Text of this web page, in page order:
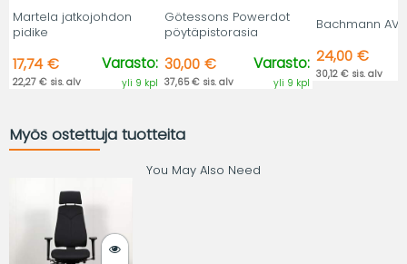
Martela jatkojohdon
pidike
17,74 €
22,27 € sis. alv
Varasto:
yli 9 kpl
Götessons Powerdot
pöytäpistorasia
30,00 €
37,65 € sis. alv
Varasto:
yli 9 kpl
Bachmann AV
24,00 €
30,12 € sis. alv
Myös ostettuja tuotteita
You May Also Need